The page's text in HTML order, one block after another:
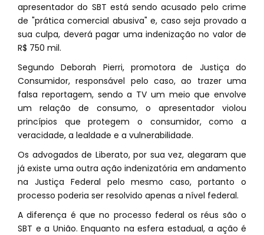
apresentador do SBT está sendo acusado pelo crime
de "prática comercial abusiva" e, caso seja provado a
sua culpa, deverá pagar uma indenização no valor de
R$ 750 mil.
Segundo Deborah Pierri, promotora de Justiça do
Consumidor, responsável pelo caso, ao trazer uma
falsa reportagem, sendo a TV um meio que envolve
um relação de consumo, o apresentador violou
princípios que protegem o consumidor, como a
veracidade, a lealdade e a vulnerabilidade.
Os advogados de Liberato, por sua vez, alegaram que
já existe uma outra ação indenizatória em andamento
na Justiça Federal pelo mesmo caso, portanto o
processo poderia ser resolvido apenas a nível federal.
A diferença é que no processo federal os réus são o
SBT e a União. Enquanto na esfera estadual, a ação é